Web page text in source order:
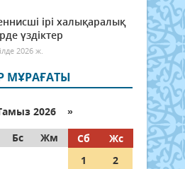
ірі халықаралық
үздіктер
2026 ж.
МҰРАҒАТЫ
2026 »
Бс Жм Сб
Жс
1
2